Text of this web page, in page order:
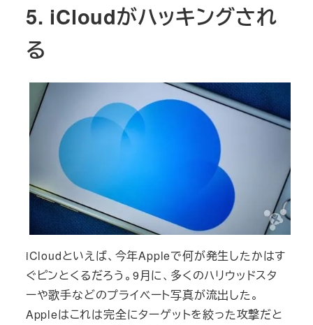
5. iCloudがハッキングされ
る
iCloudといえば、今年Appleで何が発生したかはす
ぐピンとくるだろう。9月に、多くのハリウッドスタ
ーや歌手などのプライベート写真が流出した。
Appleはこれは完全にターゲットを絞った攻撃だと